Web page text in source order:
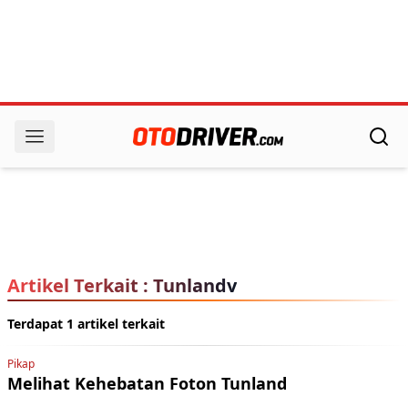
Artikel Terkait : Tunlandv
Terdapat 1 artikel terkait
Pikap
Melihat Kehebatan Foton Tunland